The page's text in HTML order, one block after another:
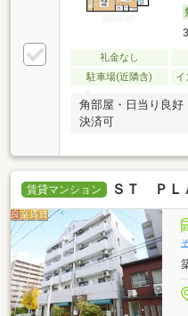
礼金なし
駐車場(近隣含)
イ
角部屋・日当り良好
決済可
賃貸マンション ＳＴ ＰＬ